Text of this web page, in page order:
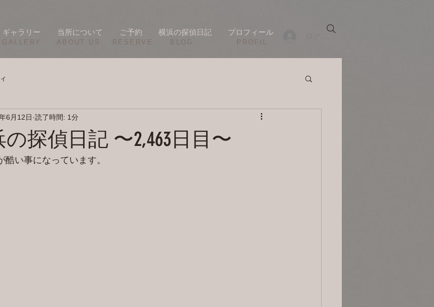
ログイン
ギャラリー 当所について ご予約 横浜の探偵日記 プロフィール
​GALLERY ​ABOUT US ​PROFIL
RESERVE BLOG
の探偵日記 〜2,463日目〜
6月12日 読了時間: 1分
い事になっています。